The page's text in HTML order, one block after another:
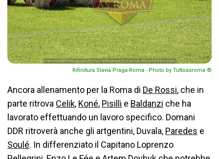
Rifinitura Slavia Praga-Roma - Photo by Tuttoasroma ©
Ancora allenamento per la Roma di De Rossi, che in
parte ritrova Celik, Koné, Pisilli e Baldanzi che ha
lavorato effettuando un lavoro specifico. Domani
DDR ritroverà anche gli artgentini, Duvala, Paredes e
Soulé. In differenziato il Capitano Loprenzo